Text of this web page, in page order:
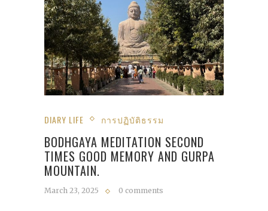
DIARY LIFE การปฏิบัติธรรม
BODHGAYA MEDITATION SECOND
TIMES GOOD MEMORY AND GURPA
MOUNTAIN.
March 23, 2025 0 comments